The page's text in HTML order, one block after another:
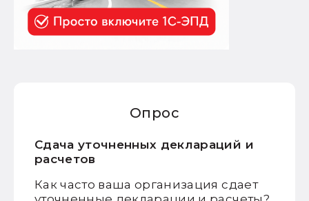
Опрос
Сдача уточненных деклараций и
расчетов
Как часто ваша организация сдает